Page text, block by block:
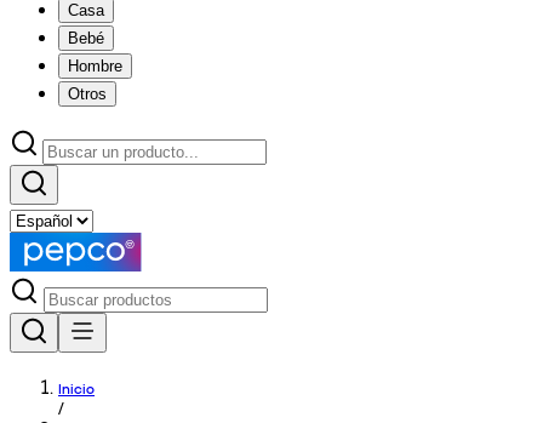
Casa
Bebé
Hombre
Otros
Inicio
/